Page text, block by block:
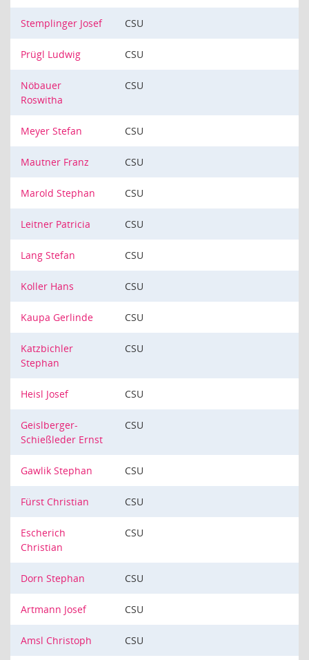
Stemplinger Josef CSU
Prügl Ludwig CSU
Nöbauer
Roswitha
CSU
Meyer Stefan CSU
Mautner Franz CSU
Marold Stephan CSU
Leitner Patricia CSU
Lang Stefan CSU
Koller Hans CSU
Kaupa Gerlinde CSU
Katzbichler
Stephan
CSU
Heisl Josef CSU
Geislberger-
Schießleder Ernst
CSU
Gawlik Stephan CSU
Fürst Christian CSU
Escherich
Christian
CSU
Dorn Stephan CSU
Artmann Josef CSU
Amsl Christoph CSU